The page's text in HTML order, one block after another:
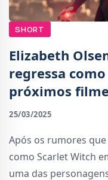
SHORT
Elizabeth
regressa
próximos
25/03/2025
Após os rumores
como Scarlet Witch
uma das